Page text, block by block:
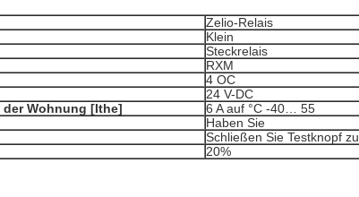
Zelio-Relais
Klein
Steckrelais
RXM
4 OC
24 V-DC
Wohnung [Ithe]
6 A auf °C -40… 55
Haben Sie
Schließen Sie Testknopf zu
20%